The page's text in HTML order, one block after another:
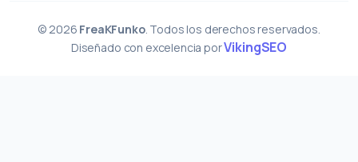
© 2026 FreaKFunko. Todos los derechos reservados.
Diseñado con excelencia porVikingSEO